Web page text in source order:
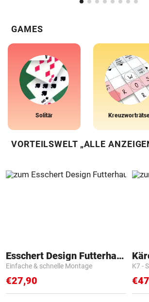
GAMES
Solitär
VORTEILSWELT „ALLE
Esschert Design Futterhaus
Einfache & schnelle Montage
€27,90
K7 -